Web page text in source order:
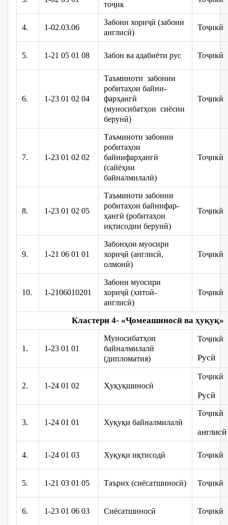
тоҷик
4. 1-02.03.06
Забони хориҷӣ (забони
англисӣ)
Тоҷикӣ
5. 1-21 05 01 08 Забон ва адабиёти рус Тоҷикӣ
6. 1-23 01 02 04
Таъминоти забонии
робитаҳои байни-
фарҳангӣ
(муносибатҳои сиёсии
берунӣ)
Тоҷикӣ
7. 1-23 01 02 02
Таъминоти забонии
робитаҳои
байнифарҳангӣ
(сайёҳии
байналмилалӣ)
Тоҷикӣ
8. 1-23 01 02 05
Таъминоти забонии
робитаҳои байнифар-
ҳангӣ (робитаҳои
иқтисодии берунӣ)
Тоҷикӣ
9. 1-21 06 01 01
Забонҳои муосири
хориҷӣ (англисӣ,
олмонӣ)
Тоҷикӣ
10. 1-2106010201
Забони муосири
хориҷӣ (хитоӣ-
англисӣ)
Тоҷикӣ
Кластери 4- «Ҷомеашиносӣ ва ҳуқуқ»
1. 1-23 01 01
Муносибатҳои
байналмилалӣ
(дипломатия)
Тоҷикӣ
Русӣ
2. 1-24 01 02 Ҳуқуқшиносӣ
Тоҷикӣ
Русӣ
3. 1-24 01 01 Хуқуқи байналмилалӣ
Тоҷикӣ
англисӣ
4. 1-24 01 03 Хуқуқи иқтисодӣ Тоҷикӣ
5. 1-21 03 01 05 Таърих (сиёсатшиносӣ) Тоҷикӣ
6. 1-23 01 06 03 Сиёсатшиносӣ Тоҷикӣ